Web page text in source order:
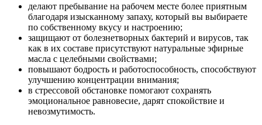
делают пребывание на рабочем месте более приятным
благодаря изысканному запаху, который вы выбираете
по собственному вкусу и настроению;
защищают от болезнетворных бактерий и вирусов, так
как в их составе присутствуют натуральные эфирные
масла с целебными свойствами;
повышают бодрость и работоспособность, способствуют
улучшению концентрации внимания;
в стрессовой обстановке помогают сохранять
эмоциональное равновесие, дарят спокойствие и
невозмутимость.